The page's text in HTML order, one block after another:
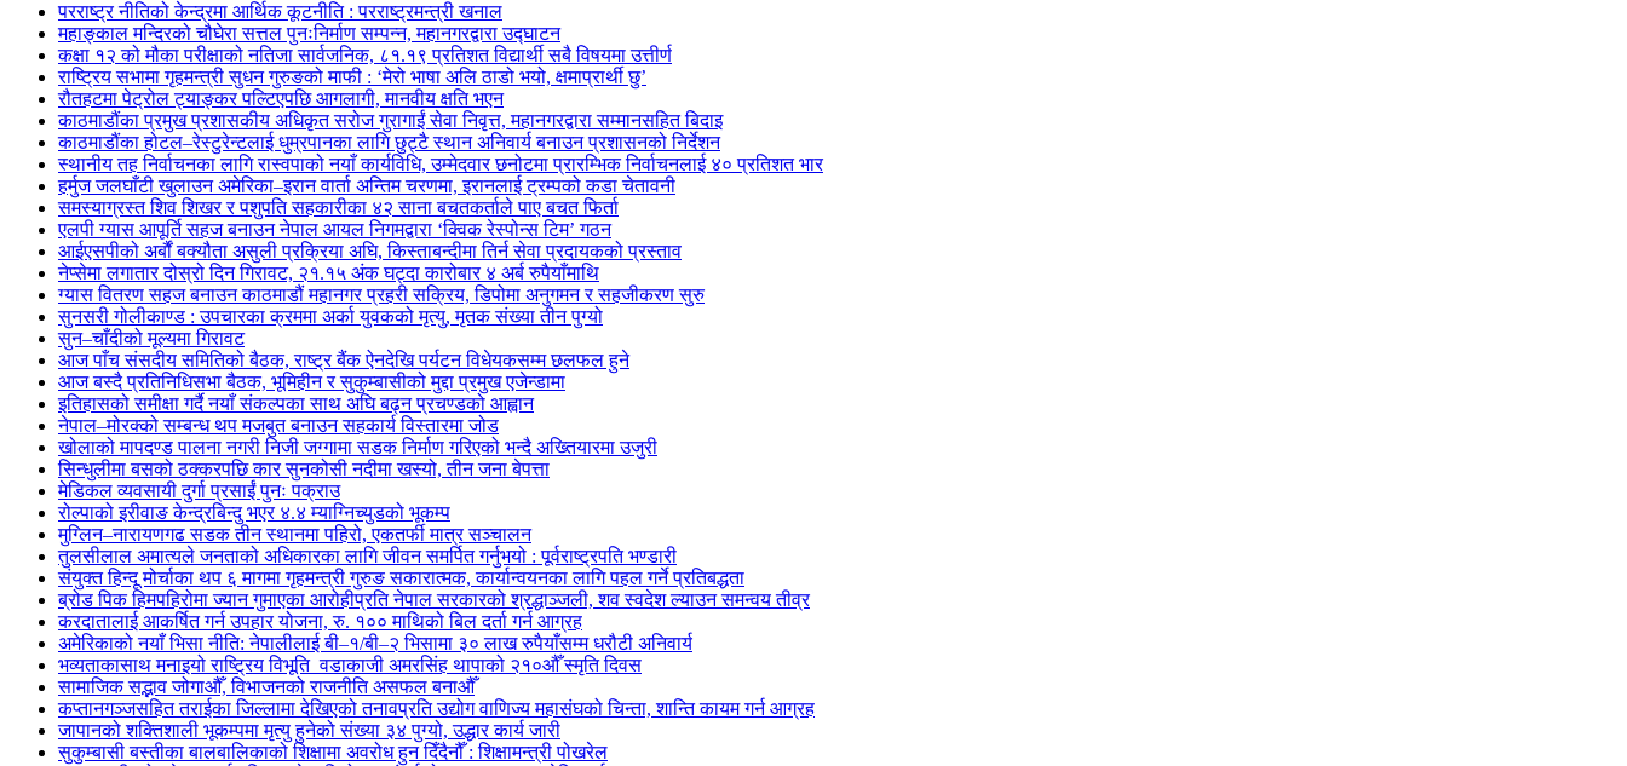
परराष्ट्र नीतिको केन्द्रमा आर्थिक कूटनीति : परराष्ट्रमन्त्री खनाल
महाङ्काल मन्दिरको चौघेरा सत्तल पुनःनिर्माण सम्पन्न, महानगरद्वारा उद्घाटन
कक्षा १२ को मौका परीक्षाको नतिजा सार्वजनिक, ८१.१९ प्रतिशत विद्यार्थी सबै विषयमा उत्तीर्ण
राष्ट्रिय सभामा गृहमन्त्री सुधन गुरुङको माफी : ‘मेरो भाषा अलि ठाडो भयो, क्षमाप्रार्थी छु’
रौतहटमा पेट्रोल ट्याङ्कर पल्टिएपछि आगलागी, मानवीय क्षति भएन
काठमाडौंका प्रमुख प्रशासकीय अधिकृत सरोज गुरागाईं सेवा निवृत्त, महानगरद्वारा सम्मानसहित बिदाइ
काठमाडौंका होटल–रेस्टुरेन्टलाई धुम्रपानका लागि छुट्टै स्थान अनिवार्य बनाउन प्रशासनको निर्देशन
स्थानीय तह निर्वाचनका लागि रास्वपाको नयाँ कार्यविधि, उम्मेदवार छनोटमा प्रारम्भिक निर्वाचनलाई ४० प्रतिशत भार
हर्मुज जलघाँटी खुलाउन अमेरिका–इरान वार्ता अन्तिम चरणमा, इरानलाई ट्रम्पको कडा चेतावनी
समस्याग्रस्त शिव शिखर र पशुपति सहकारीका ४२ साना बचतकर्ताले पाए बचत फिर्ता
एलपी ग्यास आपूर्ति सहज बनाउन नेपाल आयल निगमद्वारा ‘क्विक रेस्पोन्स टिम’ गठन
आईएसपीको अर्बौं बक्यौता असुली प्रक्रिया अघि, किस्ताबन्दीमा तिर्न सेवा प्रदायकको प्रस्ताव
नेप्सेमा लगातार दोस्रो दिन गिरावट, २१.१५ अंक घट्दा कारोबार ४ अर्ब रुपैयाँमाथि
ग्यास वितरण सहज बनाउन काठमाडौं महानगर प्रहरी सक्रिय, डिपोमा अनुगमन र सहजीकरण सुरु
सुनसरी गोलीकाण्ड : उपचारका क्रममा अर्का युवकको मृत्यु, मृतक संख्या तीन पुग्यो
सुन–चाँदीको मूल्यमा गिरावट
आज पाँच संसदीय समितिको बैठक, राष्ट्र बैंक ऐनदेखि पर्यटन विधेयकसम्म छलफल हुने
आज बस्दै प्रतिनिधिसभा बैठक, भूमिहीन र सुकुम्बासीको मुद्दा प्रमुख एजेन्डामा
इतिहासको समीक्षा गर्दै नयाँ संकल्पका साथ अघि बढ्न प्रचण्डको आह्वान
नेपाल–मोरक्को सम्बन्ध थप मजबुत बनाउन सहकार्य विस्तारमा जोड
खोलाको मापदण्ड पालना नगरी निजी जग्गामा सडक निर्माण गरिएको भन्दै अख्तियारमा उजुरी
सिन्धुलीमा बसको ठक्करपछि कार सुनकोसी नदीमा खस्यो, तीन जना बेपत्ता
मेडिकल व्यवसायी दुर्गा प्रसाईं पुनः पक्राउ
रोल्पाको इरीवाङ केन्द्रबिन्दु भएर ४.४ म्याग्निच्युडको भूकम्प
मुग्लिन–नारायणगढ सडक तीन स्थानमा पहिरो, एकतर्फी मात्र सञ्चालन
तुलसीलाल अमात्यले जनताको अधिकारका लागि जीवन समर्पित गर्नुभयो : पूर्वराष्ट्रपति भण्डारी
संयुक्त हिन्दू मोर्चाका थप ६ मागमा गृहमन्त्री गुरुङ सकारात्मक, कार्यान्वयनका लागि पहल गर्ने प्रतिबद्धता
ब्रोड पिक हिमपहिरोमा ज्यान गुमाएका आरोहीप्रति नेपाल सरकारको श्रद्धाञ्जली, शव स्वदेश ल्याउन समन्वय तीव्र
करदातालाई आकर्षित गर्न उपहार योजना, रु. १०० माथिको बिल दर्ता गर्न आग्रह
अमेरिकाको नयाँ भिसा नीति: नेपालीलाई बी–१/बी–२ भिसामा ३० लाख रुपैयाँसम्म धरौटी अनिवार्य
भव्यताकासाथ मनाइयो राष्ट्रिय विभूति वडाकाजी अमरसिंह थापाको २१०औँ स्मृति दिवस
सामाजिक सद्भाव जोगाऔँ, विभाजनको राजनीति असफल बनाऔँ
कप्तानगञ्जसहित तराईका जिल्लामा देखिएको तनावप्रति उद्योग वाणिज्य महासंघको चिन्ता, शान्ति कायम गर्न आग्रह
जापानको शक्तिशाली भूकम्पमा मृत्यु हुनेको संख्या ३४ पुग्यो, उद्धार कार्य जारी
सुकुम्बासी बस्तीका बालबालिकाको शिक्षामा अवरोध हुन दिँदैनौँ : शिक्षामन्त्री पोखरेल